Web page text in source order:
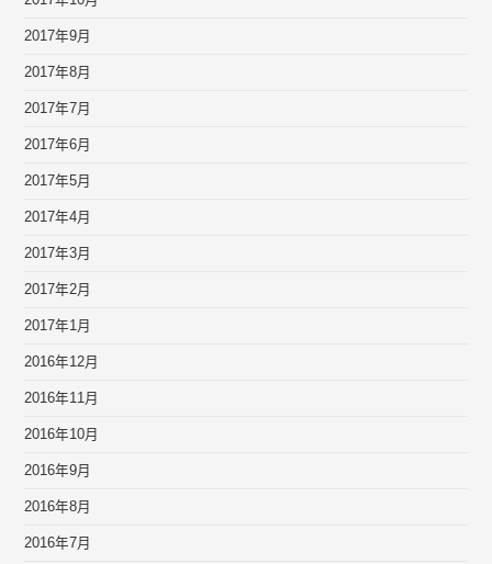
2017年9月
2017年8月
2017年7月
2017年6月
2017年5月
2017年4月
2017年3月
2017年2月
2017年1月
2016年12月
2016年11月
2016年10月
2016年9月
2016年8月
2016年7月